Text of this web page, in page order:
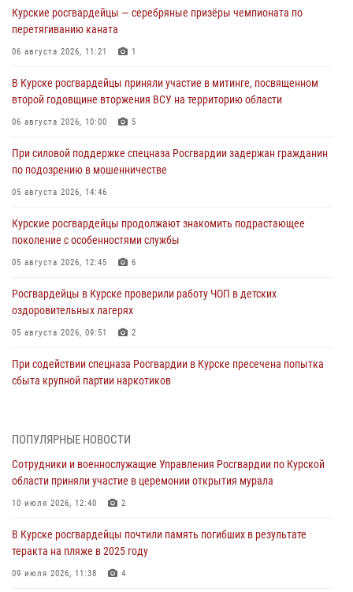
Курские росгвардейцы — серебряные призёры чемпионата по
перетягиванию каната
06 августа 2026, 11:21 1
В Курске росгвардейцы приняли участие в митинге, посвященном
второй годовщине вторжения ВСУ на территорию области
06 августа 2026, 10:00 5
При силовой поддержке спецназа Росгвардии задержан гражданин
по подозрению в мошенничестве
05 августа 2026, 14:46
Курские росгвардейцы продолжают знакомить подрастающее
поколение с особенностями службы
05 августа 2026, 12:45 6
Росгвардейцы в Курске проверили работу ЧОП в детских
оздоровительных лагерях
05 августа 2026, 09:51 2
При содействии спецназа Росгвардии в Курске пресечена попытка
сбыта крупной партии наркотиков
За прошедшую неделю росгвардейцы Курской области проверили
04 августа 2026, 07:00
В Курской области росгвардейцы за прошедшую неделю совершили
03 августа 2026, 09:46
За прошедшую неделю росгвардейцы Курской области проверили
ПОПУЛЯРНЫЕ НОВОСТИ
Сотрудники и военнослужащие Управления Росгвардии по Курской
области приняли участие в церемонии открытия мурала
10 июля 2026, 12:40 2
В Курске росгвардейцы почтили память погибших в результате
теракта на пляже в 2025 году
09 июля 2026, 11:38 4